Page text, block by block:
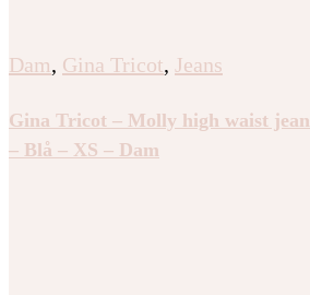
Dam, Gina Tricot, Jeans
Gina Tricot – Molly high waist
– Blå – XS – Dam